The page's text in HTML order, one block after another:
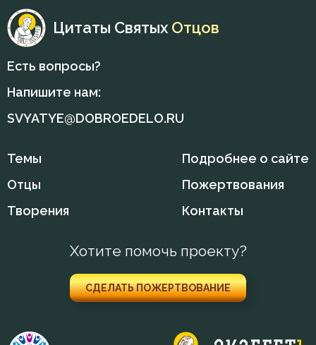
Заповеди
Искушение в смертный час
Исповедь
Исправление
Крест
Лень
Любовь Божия
Милостыня
Лев Оптинский (Наголкин)
Макарий Оптинский (Иванов)
Марк Подвижник
Симеон Новый Богослов
Цитаты Святых Отцов
Есть вопросы?
Напишите нам:
SVYATYE@DOBROEDELO.RU
Темы
Отцы
Творения
Подробнее о сайте
Пожертвования
Контакты
Хотите помочь проекту?
СДЕЛАТЬ ПОЖЕРТВОВАНИЕ